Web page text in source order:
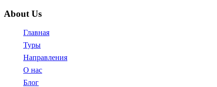
About Us
Главная
Туры
Направления
О нас
Блог